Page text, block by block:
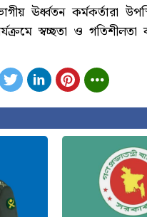
ঊর্ধ্বতন কর্মকর্তারা
স্বচ্ছতা ও